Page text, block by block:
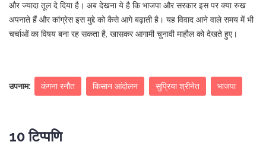
और ज्यादा तूल दे दिया है। अब देखना ये है कि भाजपा और सरकार इस पर क्या रुख
अपनाते हैं और कांग्रेस इस मुद्दे को कैसे आगे बढ़ाती है। यह विवाद आने वाले समय में भी
चर्चाओं का विषय बना रह सकता है, खासकर आगामी चुनावी माहौल को देखते हुए।
उपनाम: कंगना रनौत किसान आंदोलन सुप्रिया श्रीनेत भाजपा
10 टिप्पणि